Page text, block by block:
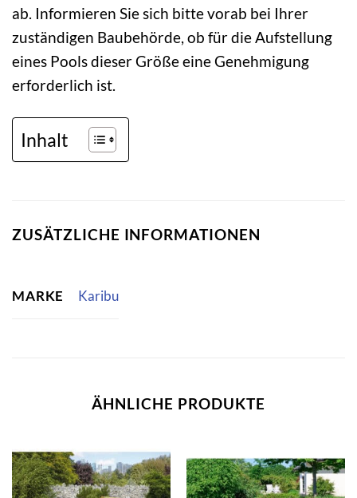
ab. Informieren Sie sich bitte vorab bei Ihrer
zuständigen Baubehörde, ob für die Aufstellung
eines Pools dieser Größe eine Genehmigung
erforderlich ist.
Inhalt
ZUSÄTZLICHE INFORMATIONEN
MARKE Karibu
ÄHNLICHE PRODUKTE